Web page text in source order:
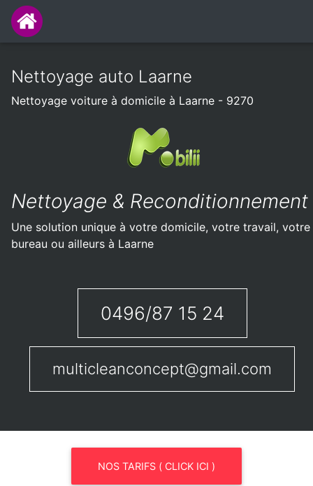
Nettoyage auto Laarne
Nettoyage voiture à domicile à Laarne - 9270
Nettoyage & Reconditionnement
Une solution unique à votre domicile, votre travail, votre
bureau ou ailleurs à Laarne
0496/87 15 24
multicleanconcept@gmail.com
NOS TARIFS ( CLICK ICI )